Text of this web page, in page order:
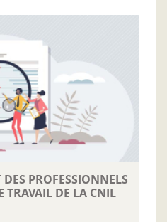
PROFESSIONNELS
TRAVAIL DE LA CNIL